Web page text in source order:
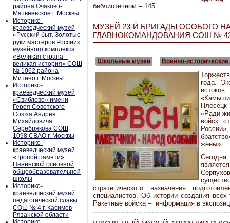
района Очаково-
Матвеевское г. Москвы
Историко-
краеведческий музей
«Русский быт. Золотые
руки мастеров России»
музейного комплекса
«Великая страна –
великая история» СОШ
№ 1062 района
Митино г. Москвы
Историко-
краеведческий музей
«Свиблово» имени
Героя Советского
Союза Андрея
Михайловича
Серебрякова СОШ
1098 СВАО г. Москвы
Историко-
краеведческий музей
«Тропой памяти»
Панинской основной
общеобразовательной
школы
Историко-
краеведческий музей
педагогической славы
СОШ № 4 г. Касимов
Рязанской области
библиотечном – 145.
МУЗЕЙ 23-Й БРИГАДЫ ОСОБОГО
ГЛАВНОКОМАНДОВАНИЯ СОШ №
Школьные музеи Военно-
года.
«Ради
войск
жёны».
стратегического назначения
специалистов. Об истории создания
Ракетные войска – информация в